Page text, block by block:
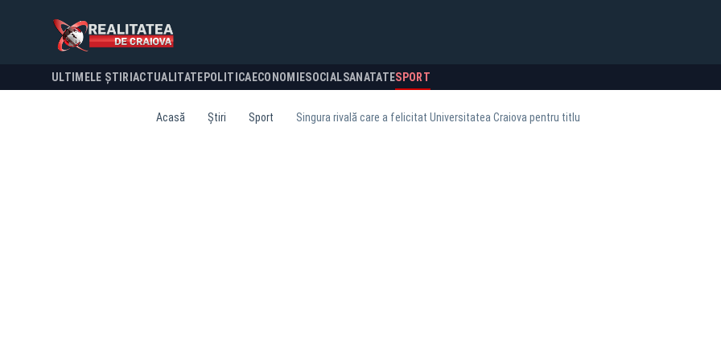
ULTIMELE ȘTIRI ACTUALITATE POLITICA ECONOMIESOCIALSANATATESPORT
Acasă Știri Sport Singura rivală care a felicitat Universitatea Craiova pentru titlu